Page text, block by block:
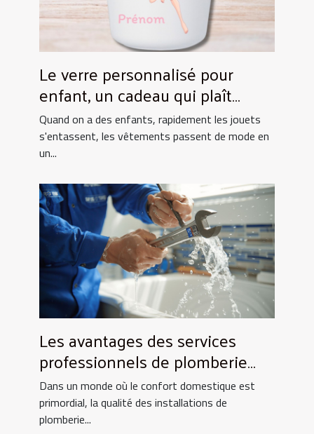
Le verre personnalisé pour
enfant, un cadeau qui plaît
toujours !
Quand on a des enfants, rapidement les jouets
s'entassent, les vêtements passent de mode en
un...
Les avantages des services
professionnels de plomberie
pour votre foyer
Dans un monde où le confort domestique est
primordial, la qualité des installations de
plomberie...